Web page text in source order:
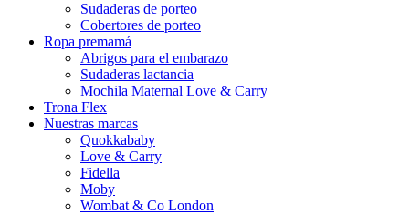
Sudaderas de porteo
Cobertores de porteo
Ropa premamá
Abrigos para el embarazo
Sudaderas lactancia
Mochila Maternal Love & Carry
Trona Flex
Nuestras marcas
Quokkababy
Love & Carry
Fidella
Moby
Wombat & Co London